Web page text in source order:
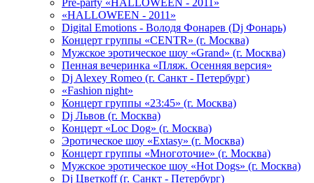
Pre-party «HALLOWEEN - 2011»
«HALLOWEEN - 2011»
Digital Emotions - Володя Фонарев (Dj Фонарь)
Концерт группы «CENTR» (г. Москва)
Мужское эротическое шоу «Grand» (г. Москва)
Пенная вечеринка «Пляж. Осенняя версия»
Dj Alexey Romeo (г. Санкт - Петербург)
«Fashion night»
Концерт группы «23:45» (г. Москва)
Dj Львов (г. Москва)
Концерт «Loc Dog» (г. Москва)
Эротическое шоу «Extasy» (г. Москва)
Концерт группы «Многоточие» (г. Москва)
Мужское эротическое шоу «Hot Dogs» (г. Москва)
Dj Цветкоff (г. Санкт - Петербург)